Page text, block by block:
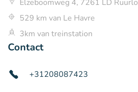
Elzeboomweg 4, 7261 LD Ruurlo
529 km van Le Havre
3km van treinstation
Contact
+31208087423